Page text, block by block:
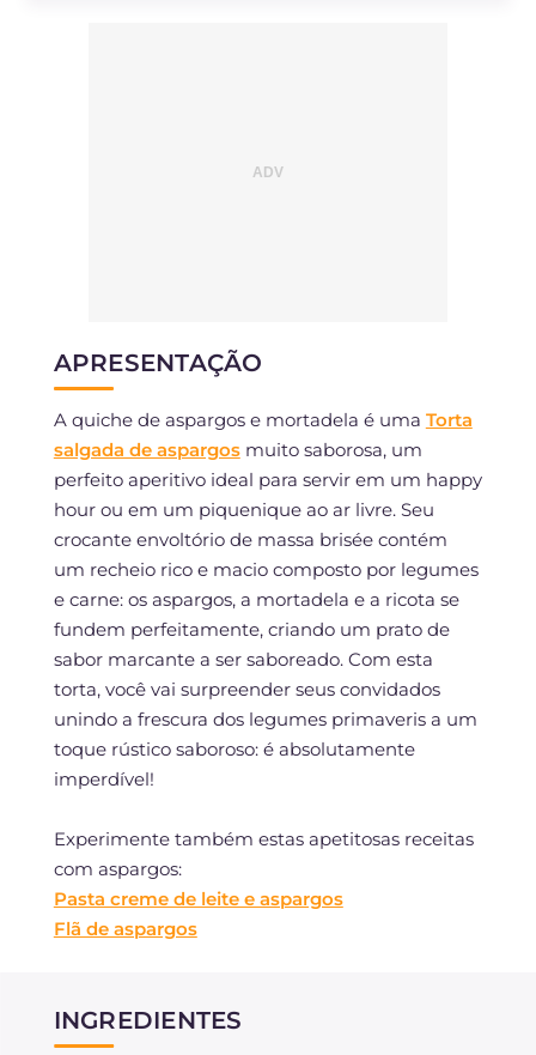
APRESENTAÇÃO
A quiche de aspargos e mortadela é uma Torta
salgada de aspargosmuito saborosa, um
perfeito aperitivo ideal para servir em um happy
hour ou em um piquenique ao ar livre. Seu
crocante envoltório de massa brisée contém
um recheio rico e macio composto por legumes
e carne: os aspargos, a mortadela e a ricota se
fundem perfeitamente, criando um prato de
sabor marcante a ser saboreado. Com esta
torta, você vai surpreender seus convidados
unindo a frescura dos legumes primaveris a um
toque rústico saboroso: é absolutamente
imperdível!
Experimente também estas apetitosas receitas
com aspargos:
Pasta creme de leite e aspargos
Flã de aspargos
INGREDIENTES